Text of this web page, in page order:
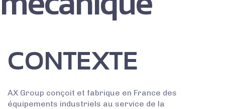
CONTEXTE
AX Group conçoit et fabrique en France des
équipements industriels au service de la